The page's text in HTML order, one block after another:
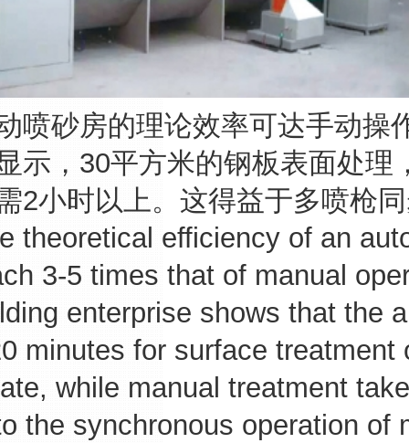
房的理论效率可达手动操
示，30平方米的钢板表面处理
2小时以上。这得益于多喷枪
efficiency of an
3-5 times that of manual
enterprise shows that the
minutes for surface treatment
while manual treatment
the synchronous operation of